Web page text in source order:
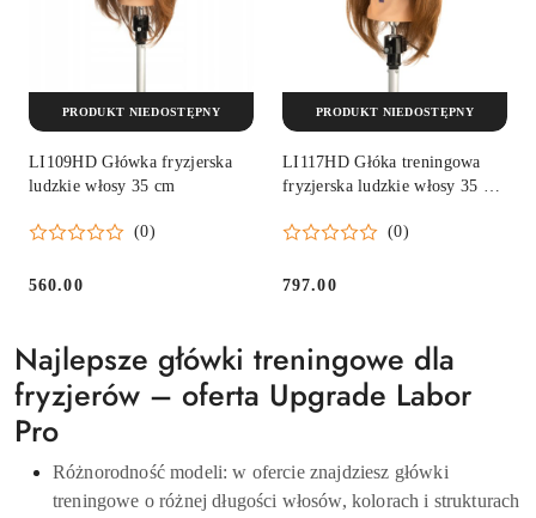
LI109HD Główka fryzjerska
ludzkie włosy 35 cm
(0)
Cena:
560.00
PRODUKT NIEDOSTĘPNY
LI117HD Głóka treningowa
fryzjerska ludzkie włosy 35 cm
(0)
Cena:
797.00
PRODUKT NIEDOSTĘPNY
Najlepsze główki treningowe dla
fryzjerów – oferta Upgrade Labor
Pro
Różnorodność modeli: w ofercie znajdziesz główki
treningowe o różnej długości włosów, kolorach i strukturach